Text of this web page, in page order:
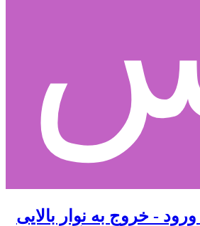
- خروج به نوار بالایی